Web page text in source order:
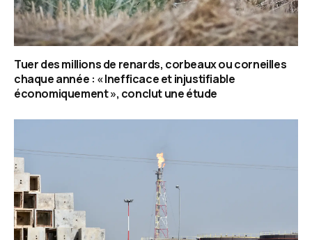
Tuer des millions de renards, corbeaux ou corneilles
chaque année : « Inefficace et injustifiable
économiquement », conclut une étude